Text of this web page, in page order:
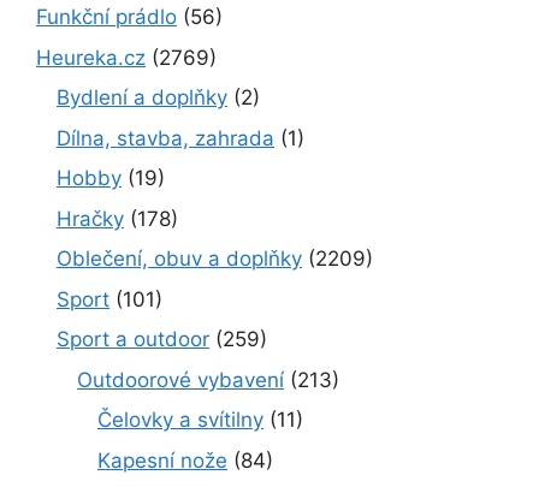
Funkční prádlo (56)
Heureka.cz (2769)
Bydlení a doplňky (2)
Dílna, stavba, zahrada (1)
Hobby (19)
Hračky (178)
Oblečení, obuv a doplňky (2209)
Sport (101)
Sport a outdoor (259)
Outdoorové vybavení (213)
Čelovky a svítilny (11)
Kapesní nože (84)